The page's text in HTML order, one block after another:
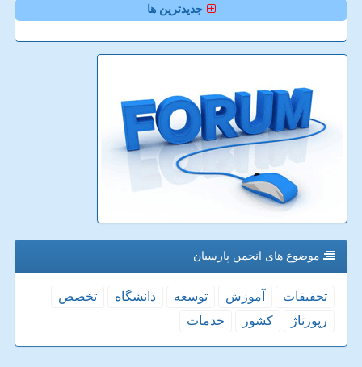
جدیدترین ها
موضوع های انجمن پارسیان
تحقیقات آموزش توسعه دانشگاه
تخصص
رپورتاژ
كشور خدمات